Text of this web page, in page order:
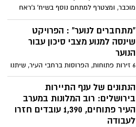
מוכבר, ומצטרף למתחם נוסף בשיח' ג'ראח
"מתחברים לנוער" : הפרויקט
שינסה למנוע מצבי סיכון עבור
הנוער
6 זירות פתוחות, הפרוסות ברחבי העיר, שיתנו
מענה לבני נוער שיוצאים לבלות ולטייל בימי
הקיץ: פרויקט "מתחברים לנוער", שיצא
לאחרונה לדרך, ייתן מענה לצעירים בחודשי
החופש הגדול וינסה למנוע מהם להיקלע
למצבי סיכון.
הנתונים של ענף התיירות
בירושלים: רוב המלונות במערב
העיר פתוחים, 1,390 עובדים חזרו
לעבודה